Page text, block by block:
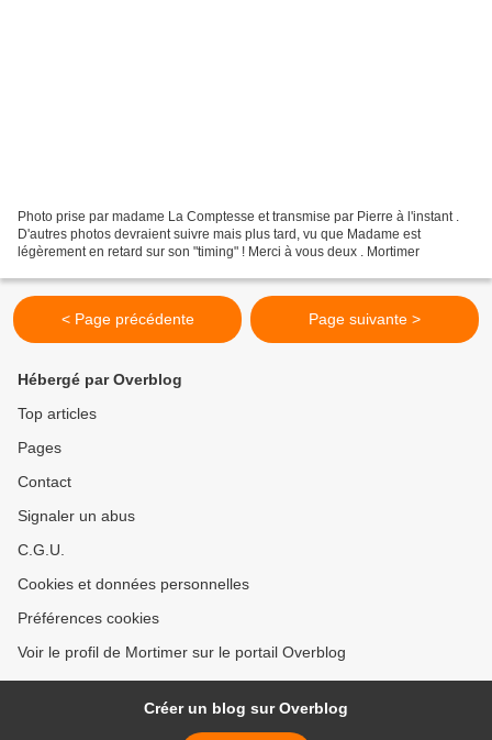
Photo prise par madame La Comptesse et transmise par Pierre à l'instant .
D'autres photos devraient suivre mais plus tard, vu que Madame est
légèrement en retard sur son "timing" ! Merci à vous deux . Mortimer
< Page précédente Page suivante >
Hébergé par Overblog
Top articles
Pages
Contact
Signaler un abus
C.G.U.
Cookies et données personnelles
Préférences cookies
Voir le profil de Mortimer sur le portail Overblog
Créer un blog sur Overblog